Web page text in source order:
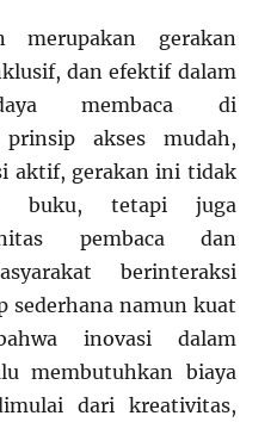
merupakan gerakan
dan efektif dalam
membaca di
prinsip akses mudah,
aktif, gerakan ini tidak
buku, tetapi juga
pembaca dan
berinteraksi
sederhana namun kuat
inovasi dalam
membutuhkan biaya
dari kreativitas,